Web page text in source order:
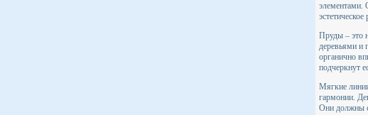
элементами.
эстетическое
Пруды – это
деревьями и
органично
подчеркнут
Мягкие
гармонии.
Они должны